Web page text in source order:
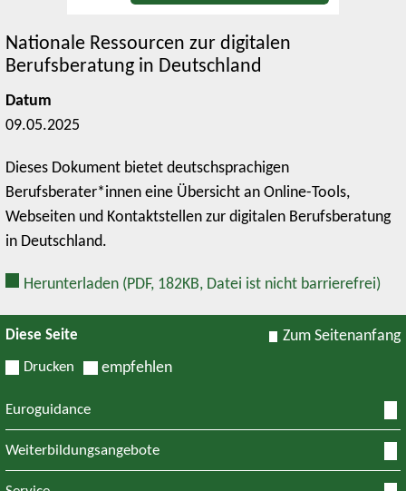
Nationale Ressourcen zur digitalen
Berufsberatung in Deutschland
Datum
09.05.2025
Dieses Dokument bietet deutschsprachigen
Berufsberater*innen eine Übersicht an Online-Tools,
Webseiten und Kontaktstellen zur digitalen Berufsberatung
in Deutschland.
Herunterladen (PDF, 182KB, Datei ist nicht barrierefrei)
Diese Seite
Drucken empfehlen
Zum Seitenanfang
Euroguidance
Weiterbildungsangebote